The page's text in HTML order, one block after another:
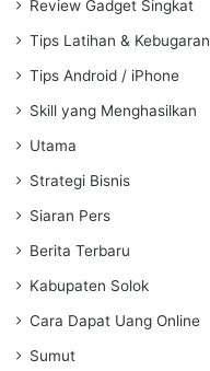
Review Gadget Singkat
Tips Latihan & Kebugaran
Tips Android / iPhone
Skill yang Menghasilkan
Utama
Strategi Bisnis
Siaran Pers
Berita Terbaru
Kabupaten Solok
Cara Dapat Uang Online
Sumut